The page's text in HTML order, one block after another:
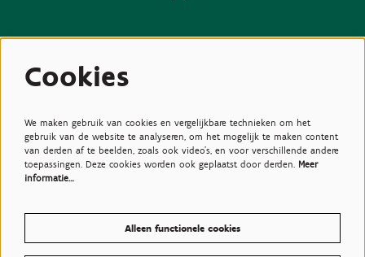
Cookies
We maken gebruik van cookies en vergelijkbare technieken om het
gebruik van de website te analyseren, om het mogelijk te maken content
van derden af te beelden, zoals ook video’s, en voor verschillende andere
toepassingen. Deze cookies worden ook geplaatst door derden. Meer
informatie…
Alleen functionele cookies